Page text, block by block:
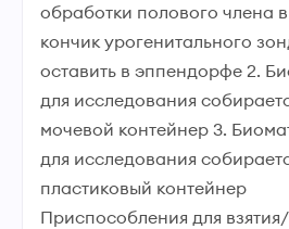
обработки полового члена
кончик урогенитального
оставить в эппендорфе 2.
для исследования
мочевой контейнер 3.
для исследования
пластиковый контейнер
Приспособления для